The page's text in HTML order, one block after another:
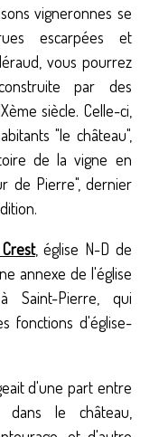
vigneronnes se
escarpées et
vous pourrez
par des
siècle. Celle-ci,
"le château",
de la vigne en
de Pierre", dernier
, église N-D de
annexe de l'église
Saint-Pierre, qui
fonctions d'église-
d'une part entre
dans le château,